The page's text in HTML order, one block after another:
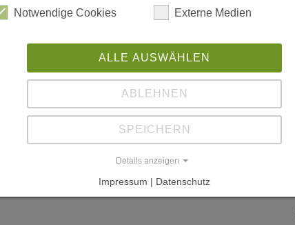
Beitrages zur Architekturbiennale in
Staatspreis für Architektur 2006
Notwendige Cookies Externe Medien
ALLE AUSWÄHLEN
ABLEHNEN
SPEICHERN
Details anzeigen
Impressum | Datenschutz